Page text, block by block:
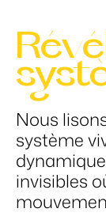
Nous
système
invisibles